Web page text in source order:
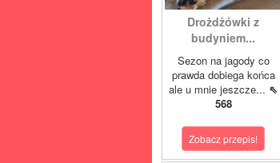
Drożdżówki z
budyniem...
Sezon na jagody co
prawda dobiega końca
ale u mnie jeszcze... ⇖
568
Zobacz przepis!